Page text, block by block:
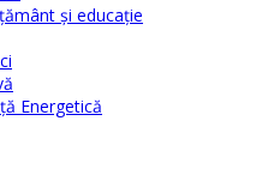
şi educaţie
Energetică